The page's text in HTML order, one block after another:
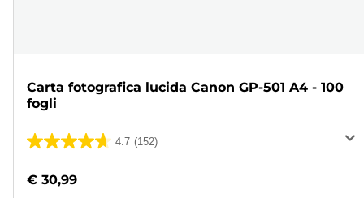
Carta fotografica lucida Canon GP-501 A4 - 100
fogli
4.7 (152)
4.7
5
€ 30,99